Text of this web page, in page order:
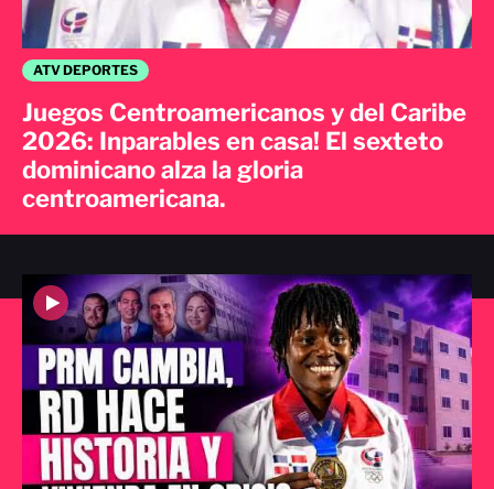
ATV DEPORTES
Juegos Centroamericanos y del Caribe
2026: Inparables en casa! El sexteto
dominicano alza la gloria
centroamericana.